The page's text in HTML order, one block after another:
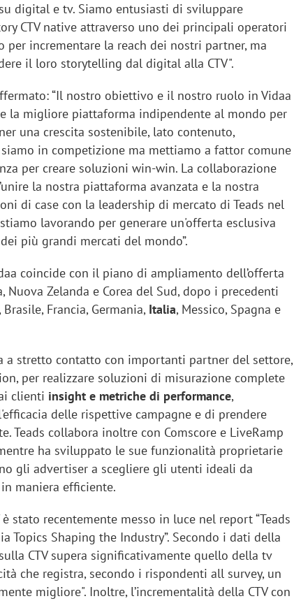
digital e tv. Siamo entusiasti di sviluppare
CTV native attraverso uno dei principali operatori
incrementare la reach dei nostri partner, ma
il loro storytelling dal digital alla CTV".
“Il nostro obiettivo e il nostro ruolo in Vidaa
la migliore piattaforma indipendente al mondo per
una crescita sostenibile, lato contenuto,
in competizione ma mettiamo a fattor comune
per creare soluzioni win-win. La collaborazione
la nostra piattaforma avanzata e la nostra
di case con la leadership di mercato di Teads nel
lavorando per generare un'offerta esclusiva
più grandi mercati del mondo”.
coincide con il piano di ampliamento dell’offerta
Nuova Zelanda e Corea del Sud, dopo i precedenti
Francia, Germania, Italia, Messico, Spagna e
a stretto contatto con importanti partner del settore,
per realizzare soluzioni di misurazione complete
clienti insight e metriche di performance,
delle rispettive campagne e di prendere
Teads collabora inoltre con Comscore e LiveRamp
ha sviluppato le sue funzionalità proprietarie
gli advertiser a scegliere gli utenti ideali da
maniera efficiente.
stato recentemente messo in luce nel report “Teads
Topics Shaping the Industry”. Secondo i dati della
CTV supera significativamente quello della tv
che registra, secondo i rispondenti all survey, un
migliore". Inoltre, l’incrementalità della CTV con